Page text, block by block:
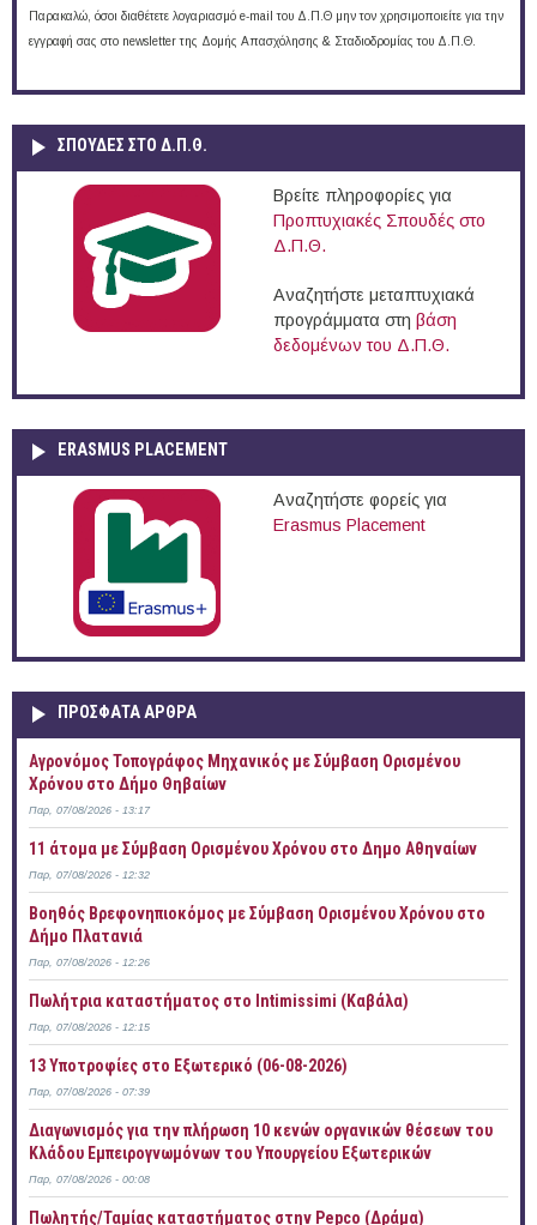
Παρακαλώ, όσοι διαθέτετε λογαριασμό e-mail του Δ.Π.Θ μην τον χρησιμοποιείτε για την
εγγραφή σας στο newsletter της Δομής Απασχόλησης & Σταδιοδρομίας του Δ.Π.Θ.
ΣΠΟΥΔΈΣ ΣΤΟ Δ.Π.Θ.
Βρείτε πληροφορίες για
Προπτυχιακές Σπουδές στο
Δ.Π.Θ.
Αναζητήστε μεταπτυχιακά
προγράμματα στη βάση
δεδομένων του Δ.Π.Θ.
ERASMUS PLACEMENT
Αναζητήστε φορείς για
Erasmus Placement
ΠΡOΣΦΑΤΑ AΡΘΡΑ
Αγρονόμος Τοπογράφος Μηχανικός με Σύμβαση Ορισμένου
Χρόνου στο Δήμο Θηβαίων
Παρ, 07/08/2026 - 13:17
11 άτομα με Σύμβαση Ορισμένου Χρόνου στο Δημο Αθηναίων
Παρ, 07/08/2026 - 12:32
Βοηθός Βρεφονηπιοκόμος με Σύμβαση Ορισμένου Χρόνου στο
Δήμο Πλατανιά
Παρ, 07/08/2026 - 12:26
Πωλήτρια καταστήματος στο Intimissimi (Καβάλα)
Παρ, 07/08/2026 - 12:15
13 Υποτροφίες στο Εξωτερικό (06-08-2026)
Παρ, 07/08/2026 - 07:39
Διαγωνισμός για την πλήρωση 10 κενών οργανικών θέσεων του
Κλάδου Εμπειρογνωμόνων του Υπουργείου Εξωτερικών
Παρ, 07/08/2026 - 00:08
Πωλητής/Ταμίας καταστήματος στην Pepco (Δράμα)